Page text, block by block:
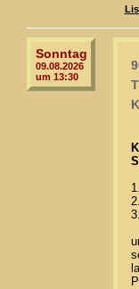
Sonntag
09.08.2026
um 13:30